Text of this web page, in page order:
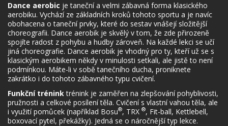
Dance aerobic je taneční a velmi zábavná forma klasického
aerobiku. Vychází ze základních kroků tohoto sportu a je navíc
obohacena o taneční prvky, které do sestav vnášejí složitější
choreografii. Dance aerobik je skvělý v tom, že zde přirozeně
spojíte radost z pohybu a hudby zároveň. Na každé lekci se učí
jiná choreografie. Dance aerobik je vhodný pro ty, kteří už se s
klasickým aerobikem někdy v minulosti setkali, ale jistě to není
podmínkou. Máte-li v sobě tanečního ducha, proniknete
zakrátko i do tohoto zábavného typu cvičení.
Funkční tréninktrénink je zaměřen na zlepšování pohyblivosti,
pružnosti a celkové posílení těla. Cvičení s vlastní vahou těla, ale
i využití pomůcek (například Bosu®, TRX ®, Fit-ball, Kettlebell,
boxovací pytel, překážky). Jedná se o náročnější typ lekce.